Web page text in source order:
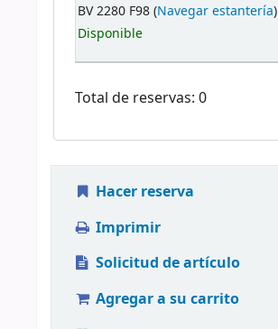
BV 2280 F98 (Navegar estantería)
Disponible
Total de reservas: 0
Hacer reserva
Imprimir
Solicitud de artículo
Agregar a su carrito